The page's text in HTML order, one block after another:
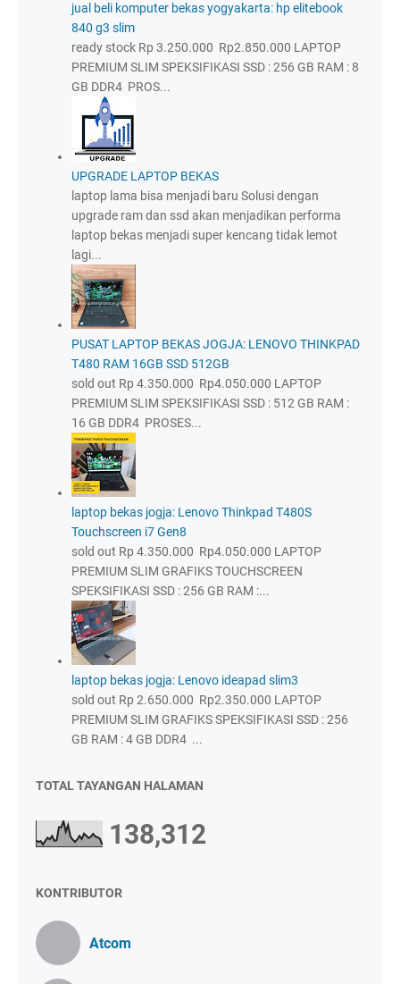
jual beli komputer bekas yogyakarta: hp elitebook
840 g3 slim
ready stock Rp 3.250.000 Rp2.850.000 LAPTOP
PREMIUM SLIM SPEKSIFIKASI SSD : 256 GB RAM : 8
GB DDR4 PROS...
UPGRADE LAPTOP BEKAS
laptop lama bisa menjadi baru Solusi dengan
upgrade ram dan ssd akan menjadikan performa
laptop bekas menjadi super kencang tidak lemot
lagi...
PUSAT LAPTOP BEKAS JOGJA: LENOVO THINKPAD
T480 RAM 16GB SSD 512GB
sold out Rp 4.350.000 Rp4.050.000 LAPTOP
PREMIUM SLIM SPEKSIFIKASI SSD : 512 GB RAM :
16 GB DDR4 PROSES...
laptop bekas jogja: Lenovo Thinkpad T480S
Touchscreen i7 Gen8
sold out Rp 4.350.000 Rp4.050.000 LAPTOP
PREMIUM SLIM GRAFIKS TOUCHSCREEN
SPEKSIFIKASI SSD : 256 GB RAM :...
laptop bekas jogja: Lenovo ideapad slim3
sold out Rp 2.650.000 Rp2.350.000 LAPTOP
PREMIUM SLIM GRAFIKS SPEKSIFIKASI SSD : 256
GB RAM : 4 GB DDR4 ...
TOTAL TAYANGAN HALAMAN
138,312
KONTRIBUTOR
Atcom